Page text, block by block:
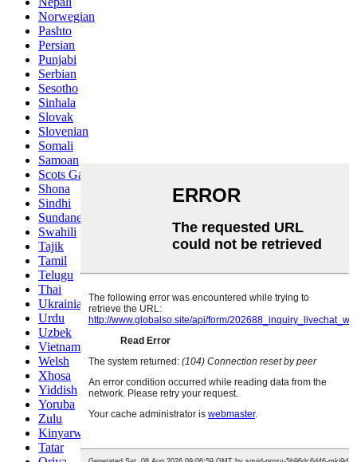
Norwegian
Pashto
Persian
Punjabi
Serbian
Sesotho
Sinhala
Slovak
Slovenian
Somali
Samoan
Scots Gaelic
Shona
Sindhi
Sundanese
Swahili
Tajik
Tamil
Telugu
Thai
Ukrainian
Urdu
Uzbek
Vietnamese
Welsh
Xhosa
Yiddish
Yoruba
Zulu
Kinyarwanda
Tatar